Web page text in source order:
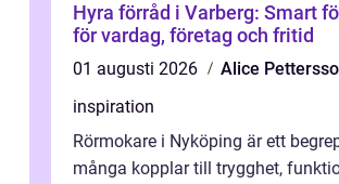
Hyra förråd i Varberg: Smart
för vardag, företag och fritid
01 augusti 2026
Alice
inspiration
Rörmokare i Nyköping är ett
många kopplar till trygghet,